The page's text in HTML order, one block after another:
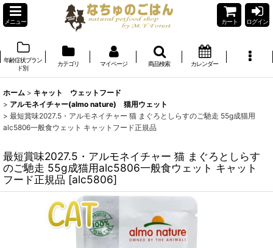
メニュー カート ログイン
年齢症状ブラン
ド別
カテゴリ マイページ 商品検索 カレンダー
ホーム > キャット ウェットフード
> アルモネイチャー(almo nature) 猫用ウェット
> 最短賞味2027.5・アルモネイチャー 猫 まぐろとしらすのご馳走 55g成猫用
alc5806一般食ウェット キャットフード正規品
最短賞味2027.5・アルモネイチャー 猫 まぐろとしらす
のご馳走 55g成猫用alc5806一般食ウェット キャット
フード正規品 [alc5806]